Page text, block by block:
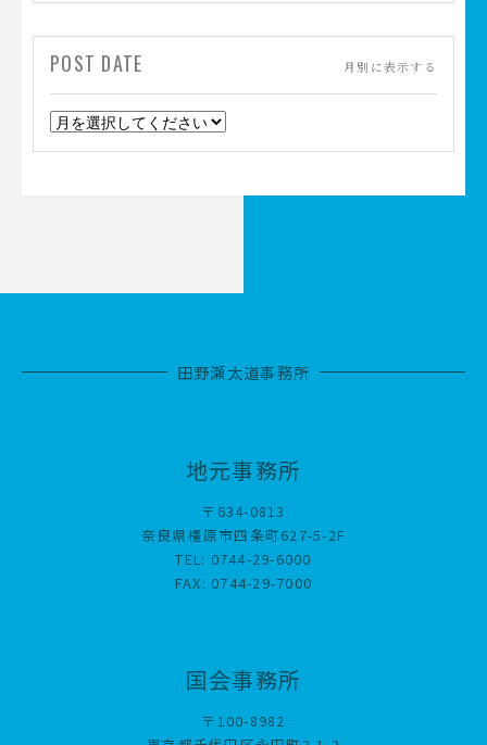
POST DATE 月別に表示する
田野瀬太道事務所
地元事務所
〒634-0813
奈良県橿原市四条町627-5-2F
TEL: 0744-29-6000
FAX: 0744-29-7000
国会事務所
〒100-8982